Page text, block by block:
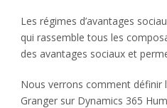
Les régimes d’avantages
qui rassemble tous les
des avantages sociaux et
Nous verrons comment définir
Granger sur Dynamics 365